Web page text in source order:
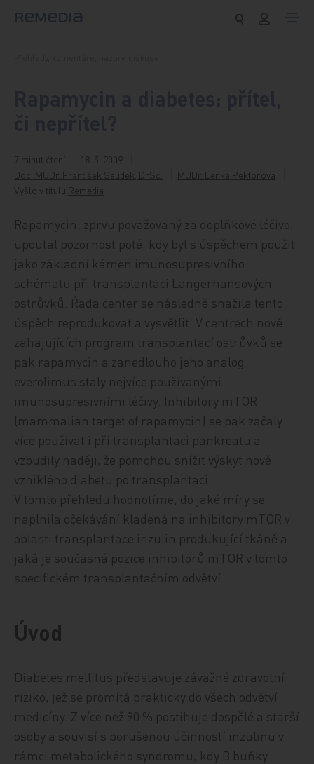
7 minut čtení
18. 5. 2009
Doc. MUDr. František Saudek, DrSc.
MUDr. Lenka Pektorová
Vyšlo v titulu Remedia
Rapamycin, zprvu považovaný za doplňkové léčivo,
upoutal pozornost poté, kdy byl s úspěchem použit
jako základní kámen imunosupresivního
schématu při transplantaci Langerhansových
ostrůvků. Řada center se následně snažila tento
úspěch reprodukovat a vysvětlit. V centrech nově
zahajujících program transplantací ostrůvků se
pak rapamycin a zanedlouho jeho analog
everolimus staly nejvíce používanými
imunosupresivními léčivy. Inhibitory mTOR
(mammalian target of rapamycin) se pak začaly
více používat i při transplantaci pankreatu a
vzbudily naději, že pomohou snížit výskyt nově
vzniklého diabetu po transplantaci.
V tomto přehledu hodnotíme, do jaké míry se
naplnila očekávání kladená na inhibitory mTOR v
oblasti transplantace inzulin produkující tkáně a
jaká je současná pozice inhibitorů mTOR v tomto
specifickém transplantačním odvětví.
Úvod
Diabetes mellitus představuje závažné zdravotní
riziko, jež se promítá prakticky do všech odvětví
medicíny. Z více než 90 % postihuje dospělé a starší
osoby a souvisí s porušenou účinností inzulinu v
rámci metabolického syndromu, kdy B buňky